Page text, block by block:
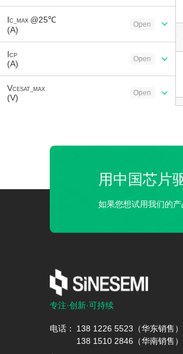
IC_MAX @25℃
(A)
Open
ICP
(A) Open
VCESAT_MAX
(V) Open
T(OFF)
Sample Status Open
用中国芯片
如果您想试用我们的
专注·创新·可持续
电话：
138 1226 5523（华东销售）
138 1510 2846（华南销售）